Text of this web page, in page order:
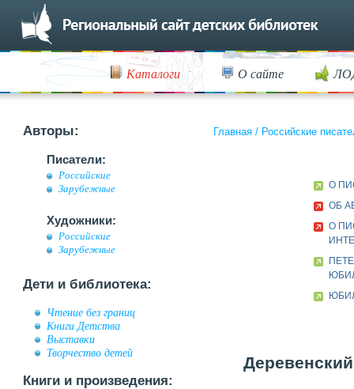
Каталоги О сайте
Авторы:
Писатели:
Российские
Зарубежные
Художники:
Российские
Зарубежные
Дети и библиотека:
Чтение без границ
Книги Детства
Выставки
Творчество детей
Книги и произведения:
Главная / Российские
О
ОБ
О